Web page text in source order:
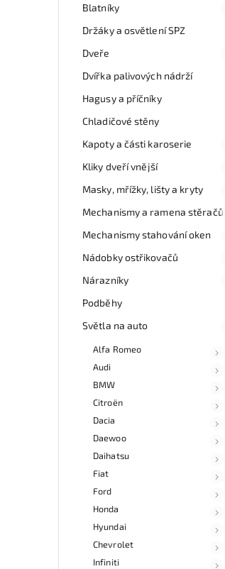
Blatníky
Držáky a osvětlení SPZ
Dveře
Dvířka palivových nádrží
Hagusy a příčníky
Chladičové stěny
Kapoty a části karoserie
Kliky dveří vnější
Masky, mřížky, lišty a kryty
Mechanismy a ramena stěračů
Mechanismy stahování oken
Nádobky ostřikovačů
Nárazníky
Podběhy
Světla na auto
Alfa Romeo
Audi
BMW
Citroën
Dacia
Daewoo
Daihatsu
Fiat
Ford
Honda
Hyundai
Chevrolet
Infiniti